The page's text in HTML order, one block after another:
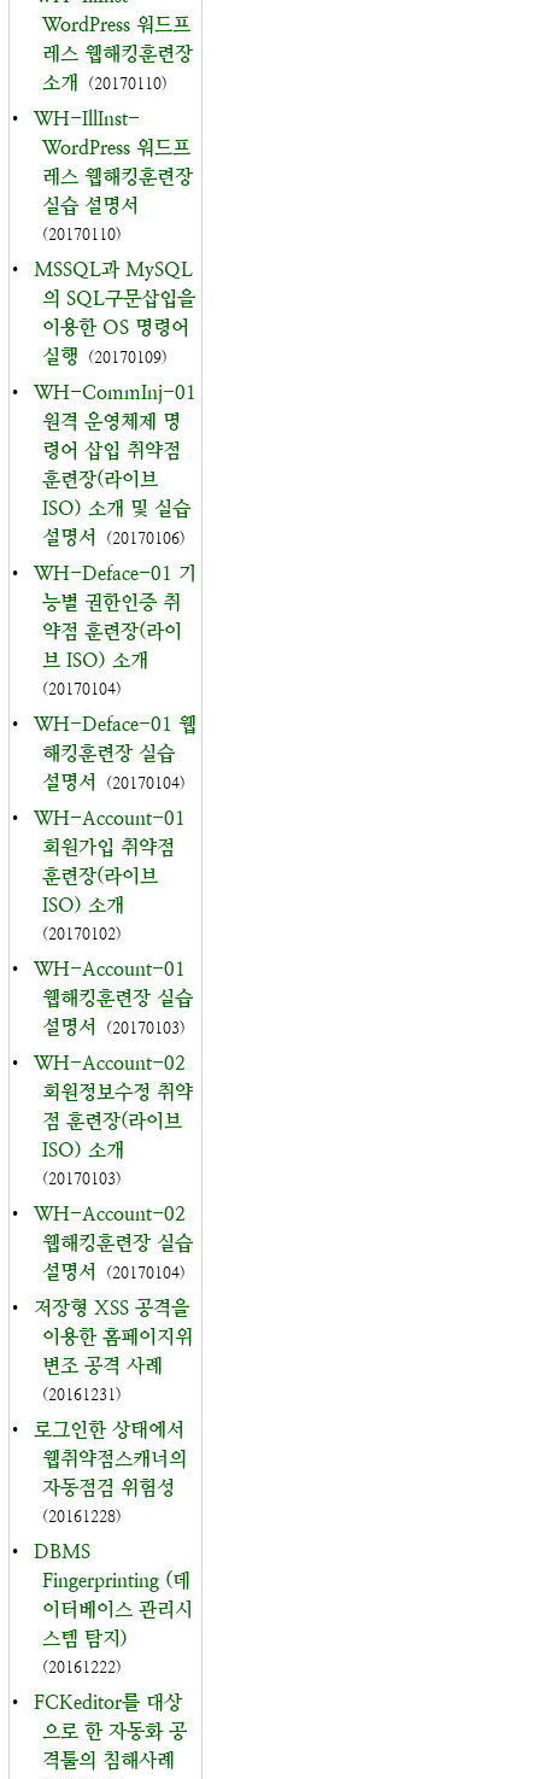
WordPress 워드프
레스 웹해킹훈련장
소개
(20170110)
•
WH-IllInst-
WordPress 워드프
레스 웹해킹훈련장
실습 설명서
(20170110)
•
MSSQL과 MySQL
의 SQL구문삽입을
이용한 OS 명령어
실행
(20170109)
•
WH-CommInj-01
원격 운영체제 명
령어 삽입 취약점
훈련장(라이브
ISO) 소개 및 실습
설명서
(20170106)
•
WH-Deface-01 기
능별 권한인증 취
약점 훈련장(라이
브 ISO) 소개
(20170104)
•
WH-Deface-01 웹
해킹훈련장 실습
설명서
(20170104)
•
WH-Account-01
회원가입 취약점
훈련장(라이브
ISO) 소개
(20170102)
•
WH-Account-01
웹해킹훈련장 실습
설명서
(20170103)
•
WH-Account-02
회원정보수정 취약
점 훈련장(라이브
ISO) 소개
(20170103)
•
WH-Account-02
웹해킹훈련장 실습
설명서
(20170104)
•
저장형 XSS 공격을
이용한 홈페이지위
변조 공격 사례
(20161231)
•
로그인한 상태에서
웹취약점스캐너의
자동점검 위험성
(20161228)
•
DBMS
Fingerprinting (데
이터베이스 관리시
스템 탐지)
(20161222)
•
FCKeditor를 대상
으로 한 자동화 공
격툴의 침해사례